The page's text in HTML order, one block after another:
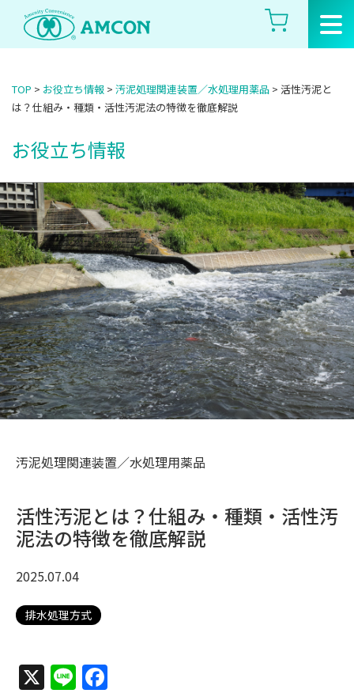
Skip
the
TOP > お役立ち情報 > 汚泥処理関連装置／水処理用薬品 > 活性汚泥と
は？仕組み・種類・活性汚泥法の特徴を徹底解説
お役立ち情報
汚泥処理関連装置／水処理用薬品
活性汚泥とは？仕組み・種類・活性汚
泥法の特徴を徹底解説
2025.07.04
排水処理方式
X Line